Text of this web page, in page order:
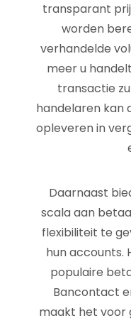
transparant
worden
verhandelde
meer u
transactie
handelaren kan
opleveren in
Daarnaast
scala aan
flexibiliteit te
hun
populaire
Bancontact
maakt het voor